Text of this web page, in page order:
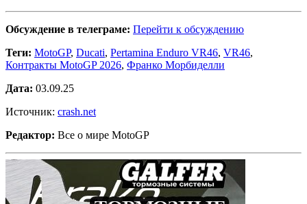
Обсуждение в телеграме: Перейти к обсуждению
Теги: MotoGP, Ducati, Pertamina Enduro VR46, VR46,
Контракты MotoGP 2026, Франко Морбиделли
Дата: 03.09.25
Источник: crash.net
Редактор: Все о мире MotoGP